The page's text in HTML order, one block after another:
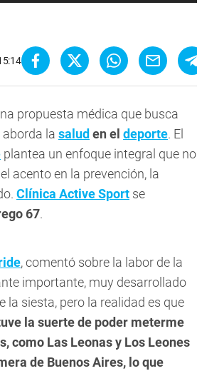
propuesta médica que busca
la salud en el deporte. El
plantea un enfoque integral que no
acento en la prevención, la
Clínica Active Sport se
67.
, comentó sobre la labor de la
importante, muy desarrollado
la siesta, pero la realidad es que
la suerte de poder meterme
como Las Leonas y Los Leones
de Buenos Aires, lo que